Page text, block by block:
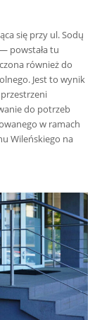
się przy ul. Sodų
powstała tu
również do
Jest to wynik
do potrzeb
w ramach
Wileńskiego na